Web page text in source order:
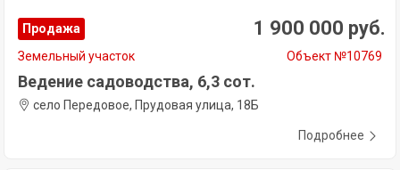
Продажа 1 900 000 руб.
Земельный участок Объект №10769
Ведение садоводства, 6,3 сот.
село Передовое, Прудовая улица, 18Б
Подробнее